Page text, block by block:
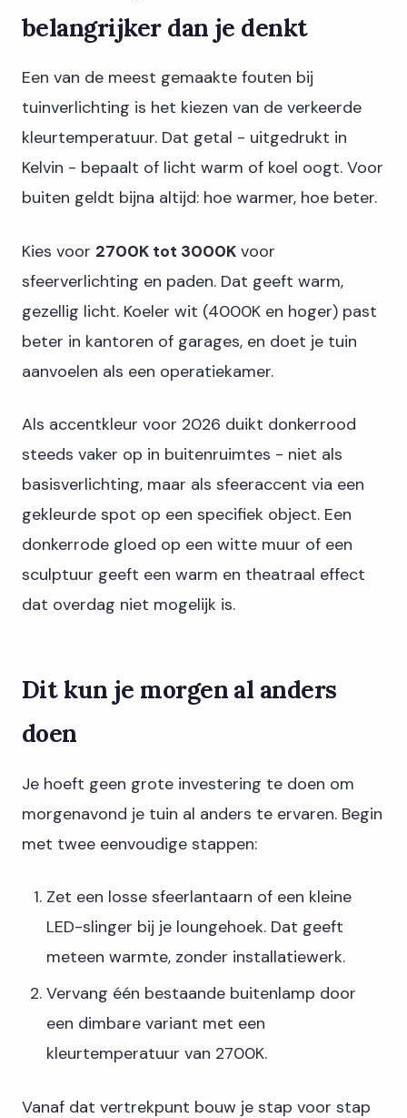
belangrijker dan je denkt
Een van de meest gemaakte fouten bij
tuinverlichting is het kiezen van de verkeerde
kleurtemperatuur. Dat getal - uitgedrukt in
Kelvin - bepaalt of licht warm of koel oogt. Voor
buiten geldt bijna altijd: hoe warmer, hoe beter.
Kies voor 2700K tot 3000K voor
sfeerverlichting en paden. Dat geeft warm,
gezellig licht. Koeler wit (4000K en hoger) past
beter in kantoren of garages, en doet je tuin
aanvoelen als een operatiekamer.
Als accentkleur voor 2026 duikt donkerrood
steeds vaker op in buitenruimtes - niet als
basisverlichting, maar als sfeeraccent via een
gekleurde spot op een specifiek object. Een
donkerrode gloed op een witte muur of een
sculptuur geeft een warm en theatraal effect
dat overdag niet mogelijk is.
Dit kun je morgen al anders
doen
Je hoeft geen grote investering te doen om
morgenavond je tuin al anders te ervaren. Begin
met twee eenvoudige stappen:
Zet een losse sfeerlantaarn of een kleine
LED-slinger bij je loungehoek. Dat geeft
meteen warmte, zonder installatiewerk.
Vervang één bestaande buitenlamp door
een dimbare variant met een
kleurtemperatuur van 2700K.
Vanaf dat vertrekpunt bouw je stap voor stap